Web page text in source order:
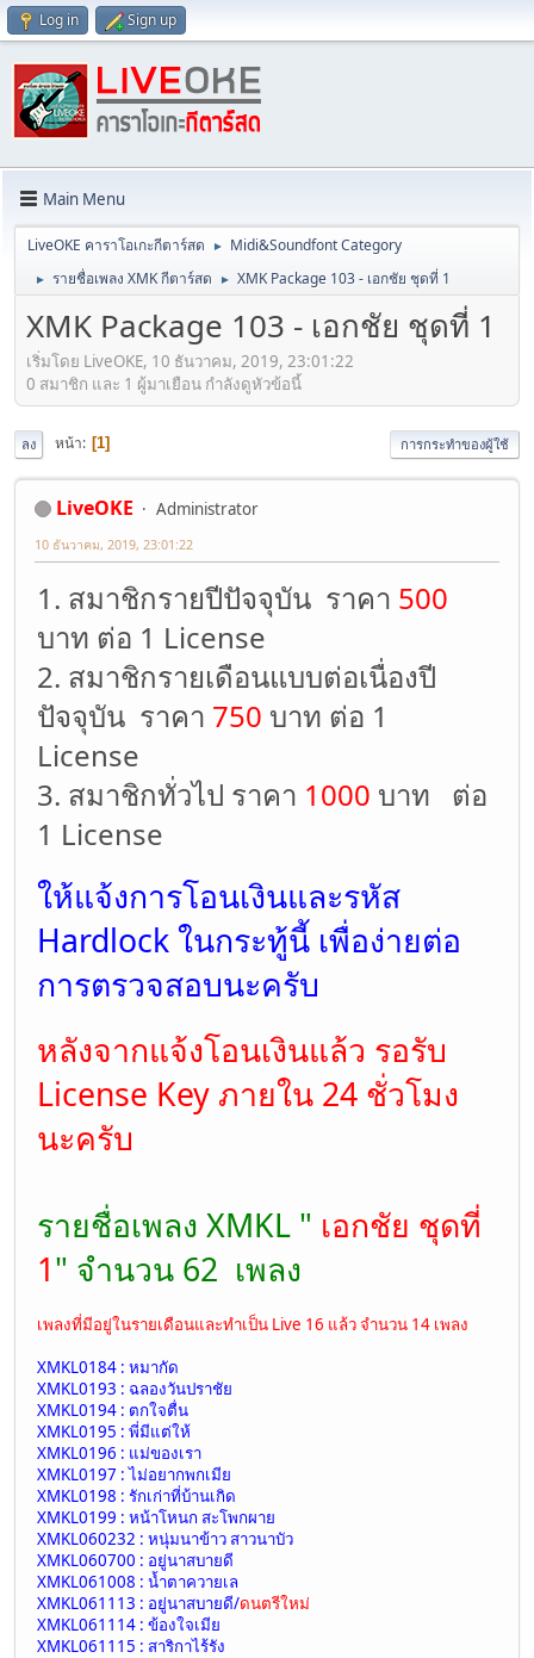
Log in Sign up
Main Menu
LiveOKE คาราโอเกะกีตาร์สด ► Midi&Soundfont Category
► รายชื่อเพลง XMK กีตาร์สด ► XMK Package 103 - เอกชัย ชุดที่ 1
XMK Package 103 - เอกชัย ชุดที่ 1
เริ่มโดย LiveOKE, 10 ธันวาคม, 2019, 23:01:22
0 สมาชิก และ 1 ผู้มาเยือน กำลังดูหัวข้อนี้
ลง หน้า 1 การกระทำของผู้ใช้
LiveOKE Administrator
10 ธันวาคม, 2019, 23:01:22
1. สมาชิกรายปีปัจจุบัน ราคา 500
บาท ต่อ 1 License
2. สมาชิกรายเดือนแบบต่อเนื่องปี
ปัจจุบัน ราคา 750 บาท ต่อ 1
License
3. สมาชิกทั่วไป ราคา 1000 บาท ต่อ
1 License
ให้แจ้งการโอนเงินและรหัส
Hardlock ในกระทู้นี้ เพื่อง่ายต่อ
การตรวจสอบนะครับ
หลังจากแจ้งโอนเงินแล้ว รอรับ
License Key ภายใน 24 ชั่วโมง
นะครับ
รายชื่อเพลง XMKL " เอกชัย ชุดที่
1" จำนวน 62 เพลง
เพลงที่มีอยู่ในรายเดือนและทำเป็น Live 16 แล้ว จำนวน 14 เพลง
XMKL0184 : หมากัด
XMKL0193 : ฉลองวันปราชัย
XMKL0194 : ตกใจตื่น
XMKL0195 : พี่มีแต่ให้
XMKL0196 : แม่ของเรา
XMKL0197 : ไม่อยากพกเมีย
XMKL0198 : รักเก่าที่บ้านเกิด
XMKL0199 : หน้าโหนก สะโพกผาย
XMKL060232 : หนุ่มนาข้าว สาวนาบัว
XMKL060700 : อยู่นาสบายดี
XMKL061008 : น้ำตาควายเล
XMKL061113 : อยู่นาสบายดี/ดนตรีใหม่
XMKL061114 : ข้องใจเมีย
XMKL061115 : สาริกาไร้รัง